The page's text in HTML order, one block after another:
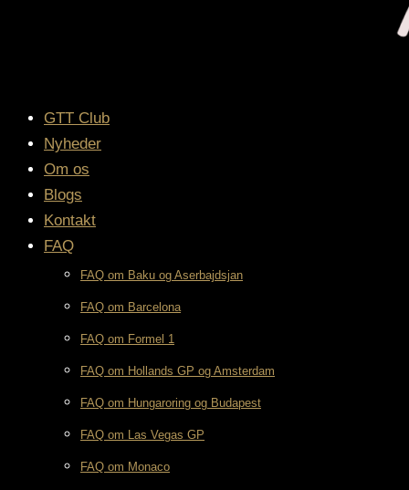
GTT Club
Nyheder
Om os
Blogs
Kontakt
FAQ
FAQ om Baku og Aserbajdsjan
FAQ om Barcelona
FAQ om Formel 1
FAQ om Hollands GP og Amsterdam
FAQ om Hungaroring og Budapest
FAQ om Las Vegas GP
FAQ om Monaco